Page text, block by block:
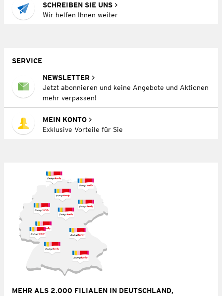
SCHREIBEN SIE UNS
Wir helfen Ihnen weiter
SERVICE
NEWSLETTER
Jetzt abonnieren und keine Angebote und Aktionen
mehr verpassen!
MEIN KONTO
Exklusive Vorteile für Sie
MEHR ALS 2.000 FILIALEN IN DEUTSCHLAND,